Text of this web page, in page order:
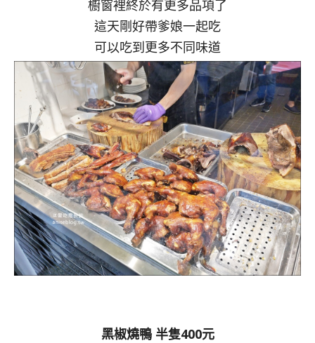
櫥窗裡終於有更多品項了
這天剛好帶爹娘一起吃
可以吃到更多不同味道
黑椒燒鴨 半隻400元